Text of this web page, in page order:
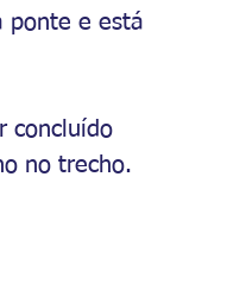
ponte e está
concluído
no trecho.